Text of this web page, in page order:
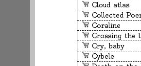
Cloud atlas
Collected
Coraline
Crossing the
Cry, baby
Cybele